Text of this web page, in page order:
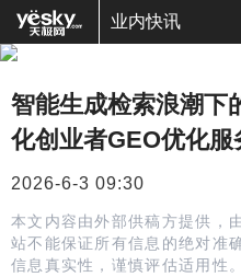
业内快讯
智能生成检索浪潮下
化创业者GEO优化
2026-6-3 09:30
本文内容由外部供稿方提供，
站不能保证所有信息的绝对准
信息真实性，谨慎评估适用性